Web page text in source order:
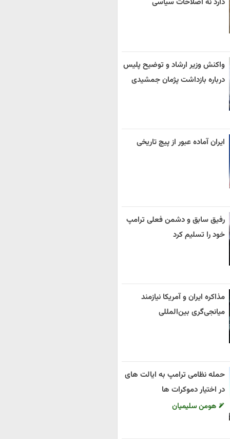
دارد نه اصلاحات سیاسی
واکنش وزیر ارشاد و توضیح پلیس
درباره بازداشت پژمان جمشیدی
ایران آماده عبور از پیچ تاریخی
رفیق سابق و دشمن فعلی ترامپ
خود را تسلیم کرد
مذاکره ایران و آمریکا نیازمند
میانجی‌گری بین‌المللی
حمله نظامی ترامپ به ایالت های
در اختیار دموکرات ها
هومن سلیمیان